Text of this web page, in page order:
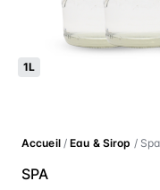
1L
Accueil/Eau & Sirop /
SPA